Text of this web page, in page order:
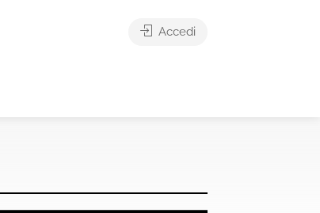
Accedi